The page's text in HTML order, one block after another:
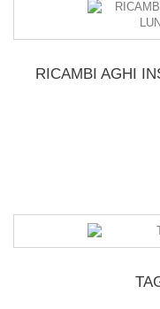
RICAMBI AGHI